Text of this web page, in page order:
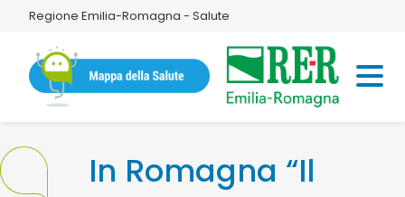
Regione Emilia-Romagna - Salute
In Romagna “Il